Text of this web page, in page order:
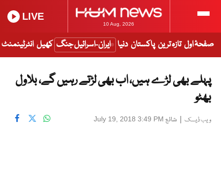
10 Aug, 2026
LIVE
صفحۂ اول تازہ ترین پاکستان دنیا ایران-اسرائیل جنگ کھیل انٹرٹینمنٹ
پہلے بھی لڑے ہیں، اب بھی لڑتے رہیں گے، بلاول
بھٹو
ویب ڈیسک | شائع July 19, 2018 3:49 PM